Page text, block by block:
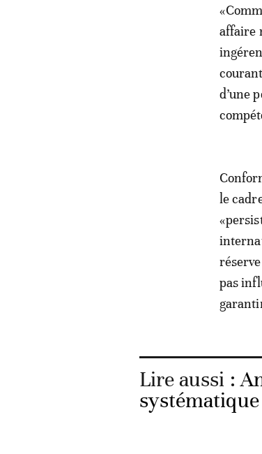
affaire
d’une
le
pas
Lire aussi :